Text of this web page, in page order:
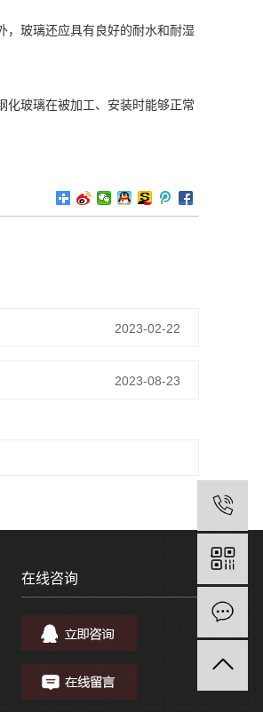
，玻璃还应具有良好的耐水和耐湿
化玻璃在被加工、安装时能够正常
2023-02-22
2023-08-23
在线咨询